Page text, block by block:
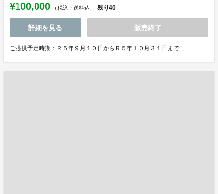
¥100,000 （税込・送料込） 残り40
詳細を見る 販売終了
ご提供予定時期：Ｒ５年９月１０日からＲ５年１０月３１日まで